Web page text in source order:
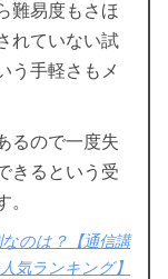
難易度もさほ
れていない試
う手軽さもメ
るので一度失
きるという受
。
のは？【通信講
気ランキング】